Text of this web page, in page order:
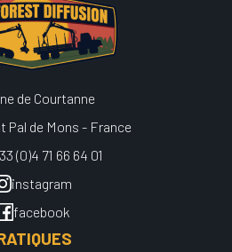
de Courtanne
Pal de Mons - France
(0)4 71 66 64 01
instagram
facebook